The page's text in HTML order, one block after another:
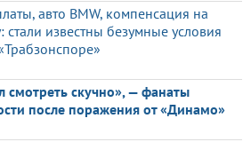
авто BMW, компенсация на
стали известны безумные условия
смотреть скучно», — фанаты
после поражения от «Динамо»